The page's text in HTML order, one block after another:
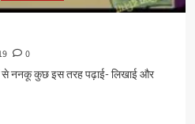
0
ननकू कुछ इस तरह पढ़ाई- लिखाई और